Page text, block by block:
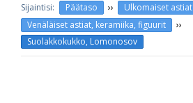
Päätaso ›› Ulkomaiset astiat
Venäläiset astiat, keramiika, figuurit ››
Suolakkokukko, Lomonosov